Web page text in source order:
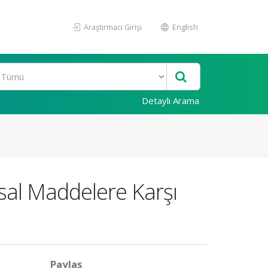
Araştırmacı Girişi English
Detaylı Arama
Maddelere Karşı
Paylaş